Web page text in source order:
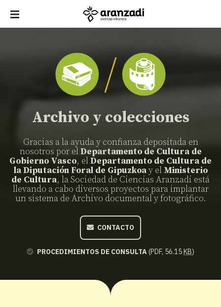
Archivo y colecciones
Gracias a la ayuda y confianza depositada en
nosotros por elDepartamento de Cultura de
Gobierno Vasco, elDepartamento de Cultura de
la Diputación Foral de Gipuzkoay el Ministerio
de Cultura, la Sociedad de Ciencias Aranzadi está
llevando a cabo diversos proyectos para implantar
un sistema de Archivo documental y fotográfico.
CONTACTO
PROCEDIMIENTOS DE CONSULTA(PDF, 56.15 KB)